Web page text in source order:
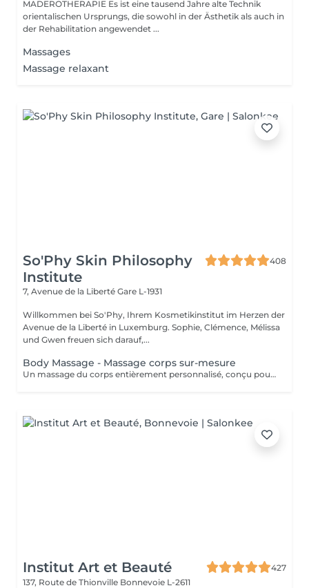
MADEROTHERAPIE Es ist eine tausend Jahre alte Technik
orientalischen Ursprungs, die sowohl in der Ästhetik als auch in
der Rehabilitation angewendet ...
Massages
Massage relaxant
So'Phy Skin Philosophy
Institute
408
7, Avenue de la Liberté Gare L-1931
Willkommen bei So'Phy, Ihrem Kosmetikinstitut im Herzen der
Avenue de la Liberté in Luxemburg. Sophie, Clémence, Mélissa
und Gwen freuen sich darauf,...
Body Massage - Massage corps sur-mesure
Un massage du corps entièrement personnalisé, conçu pour s'adapter à vos besoins et aux tensions ressenties. Dès votre installation sur une table chauffante, tout est pensé pour favoriser le relâchement et le confort. L'huile utilisée est choisie selon vos préférences pour accompagner ce moment de détente. Grâce à une combinaison de manuvres enveloppantes, de pressions ciblées, d'étirements et de gestes drainants, ce massage agit en profondeur pour libérer les tensions, relâcher les zones contractées et procurer une sensation de légèreté. La pression et le rythme sont ajustés tout au long du soin afin de vous offrir un équilibre entre relaxation et efficacité. Une version adaptée est également proposée pour les femmes enceintes (45 minutes), garantissant un moment de détente en toute sécurité. Un soin idéal pour relâcher les tensions du corps, apaiser l'esprit et retrouver une sensation de bien-être global.
Institut Art et Beauté
427
137, Route de Thionville Bonnevoie L-2611